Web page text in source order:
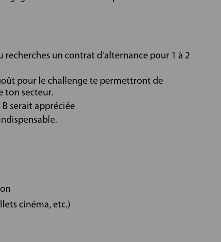
un contrat d'alternance pour 1 à 2
pour le challenge te permettront de
ton secteur.
serait appréciée
cinéma, etc.)